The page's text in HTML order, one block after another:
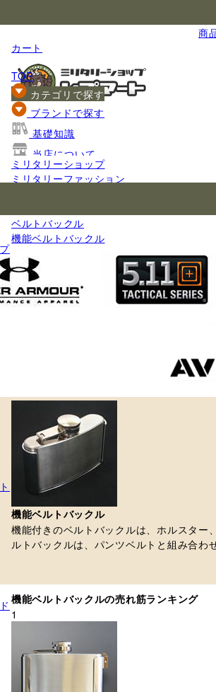
商
カート
TOP
カテゴリで探す
ブランドで探す
基礎知識
当店について
ご利用ガイド
ミリタリーショップ
ミリタリーファッション
ベルトバックル
機能ベルトバックル
機能ベルトバックル
機能付きのベルトバックルは、ホルスター
ルトバックルは、パンツベルトと組み合わ
機能ベルトバックルの売れ筋ランキング
1